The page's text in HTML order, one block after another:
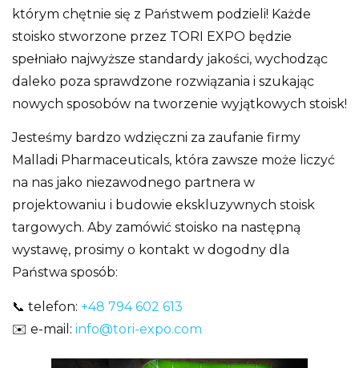
którym chętnie się z Państwem podzieli! Każde
stoisko stworzone przez TORI EXPO będzie
spełniało najwyższe standardy jakości, wychodząc
daleko poza sprawdzone rozwiązania i szukając
nowych sposobów na tworzenie wyjątkowych stoisk!
Jesteśmy bardzo wdzięczni za zaufanie firmy
Malladi Pharmaceuticals, która zawsze może liczyć
na nas jako niezawodnego partnera w
projektowaniu i budowie ekskluzywnych stoisk
targowych. Aby zamówić stoisko na następną
wystawę, prosimy o kontakt w dogodny dla
Państwa sposób:
📞 telefon: +48 794 602 613
✉️ e-mail: info@tori-expo.com